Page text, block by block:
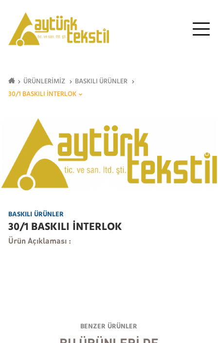
ÜRÜNLERİMİZ
BASKILI ÜRÜNLER
30/1 BASKILI İNTERLOK
BASKILI ÜRÜNLER
30/1 BASKILI İNTERLOK
Ürün Açıklaması :
BENZER ÜRÜNLER